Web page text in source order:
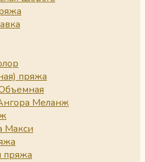
пряжа
Меланж
Макси
пряжа